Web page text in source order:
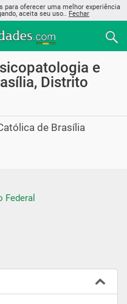
para oferecer uma melhor experiência
aceita seu uso.. Fechar
e
Distrito
de Brasília
Federal